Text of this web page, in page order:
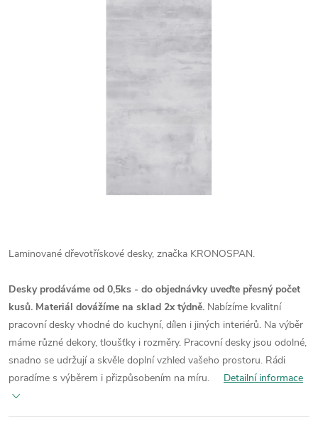
Laminované dřevotřískové desky, značka KRONOSPAN.
Desky prodáváme od 0,5ks - do objednávky uveďte přesný počet
kusů. Materiál dovážíme na sklad 2x týdně. Nabízíme kvalitní
pracovní desky vhodné do kuchyní, dílen i jiných interiérů. Na výběr
máme různé dekory, tloušťky i rozměry. Pracovní desky jsou odolné,
snadno se udržují a skvěle doplní vzhled vašeho prostoru. Rádi
poradíme s výběrem i přizpůsobením na míru.
Detailní informace